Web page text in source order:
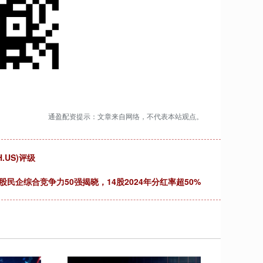
通盈配资提示：文章来自网络，不代表本站观点。
评级
民企综合竞争力50强揭晓，14股2024年分红率超50%